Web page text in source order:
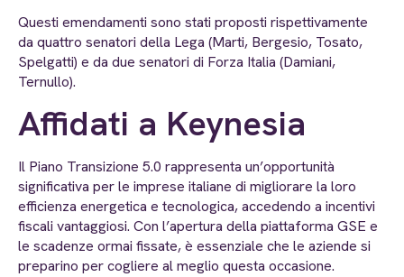
Questi emendamenti sono stati proposti rispettivamente
da quattro senatori della Lega (Marti, Bergesio, Tosato,
Spelgatti) e da due senatori di Forza Italia (Damiani,
Ternullo).
Affidati a Keynesia
Il Piano Transizione 5.0 rappresenta un’opportunità
significativa per le imprese italiane di migliorare la loro
efficienza energetica e tecnologica, accedendo a incentivi
fiscali vantaggiosi. Con l’apertura della piattaforma GSE e
le scadenze ormai fissate, è essenziale che le aziende si
preparino per cogliere al meglio questa occasione.